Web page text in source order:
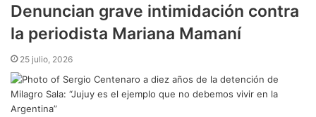
Denuncian grave intimidación contra
la periodista Mariana Mamaní
25 julio, 2026